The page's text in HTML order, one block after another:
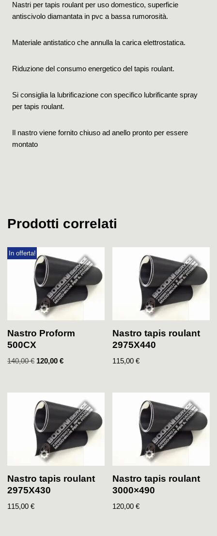
Nastri per tapis roulant per uso domestico, superficie
antiscivolo diamantata in pvc a bassa rumorosità.
Materiale antistatico che annulla la carica elettrostatica.
Riduzione del consumo energetico del tapis roulant.
Si consiglia la lubrificazione con specifico lubrificante spray
per tapis roulant.
Il nastro viene fornito chiuso ad anello pronto per essere
montato
Prodotti correlati
In offerta!
Nastro Proform
500CX
140,00€ 120,00 €
Nastro tapis roulant
2975X440
115,00€
Nastro tapis roulant
2975X430
115,00 €
Nastro tapis roulant
3000×490
120,00€